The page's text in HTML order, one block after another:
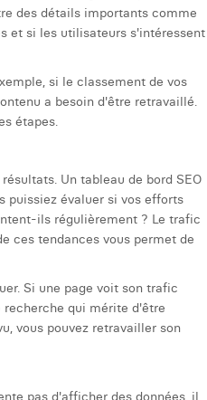
des détails importants comme
et si les utilisateurs s'intéressent
si le classement de vos
a besoin d'être retravaillé.
étapes.
Un tableau de bord SEO
puissiez évaluer si vos efforts
ils régulièrement ? Le trafic
ces tendances vous permet de
Si une page voit son trafic
qui mérite d'être
vous pouvez retravailler son
pas d'afficher des données, il